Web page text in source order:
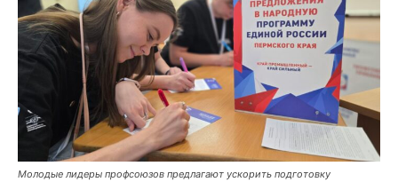
Молодые лидеры профсоюзов предлагают ускорить подготовку